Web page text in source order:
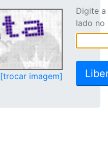
[trocar imagem]
Digite
lado no